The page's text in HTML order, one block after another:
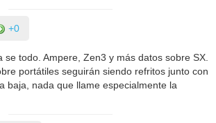
+0
se todo. Ampere, Zen3 y más datos sobre SX.
portátiles seguirán siendo refritos junto con
baja, nada que llame especialmente la